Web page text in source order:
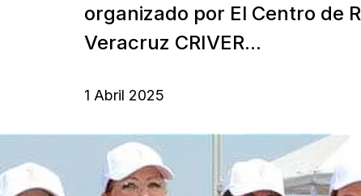
organizado por El Centro de
Veracruz CRIVER...
1 Abril 2025